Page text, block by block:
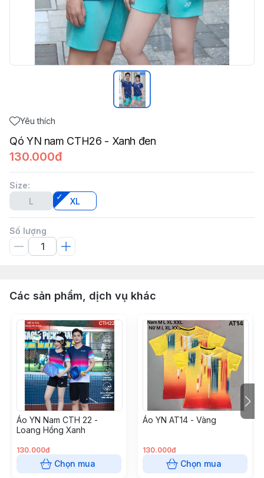
Yêu thích
Qó YN nam CTH26 - Xanh đen
130.000đ
Size:
L
XL
Số lượng
Các sản phẩm, dịch vụ khác
Áo YN Nam CTH 22 -
Loang Hồng Xanh
130.000đ
Chọn mua
Áo YN AT14 - Vàng
130.000đ
Chọn mua